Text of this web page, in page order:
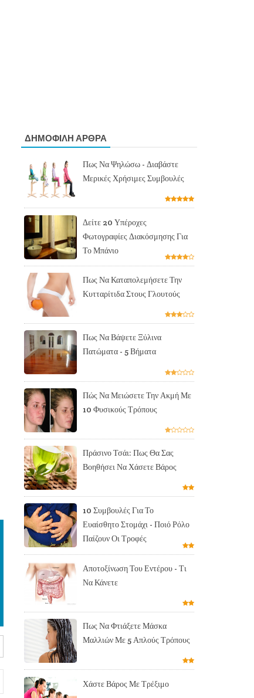
ΔΗΜΟΦΙΛΗ ΑΡΘΡΑ
Πως Να Ψηλώσω - Διαβάστε
Μερικές Χρήσιμες Συμβουλές
Δείτε 20 Υπέροχες
Φωτογραφίες Διακόσμησης Για
Το Μπάνιο
Πως Να Καταπολεμήσετε Την
Κυτταρίτιδα Στους Γλουτούς
Πως Να Βάψετε Ξύλινα
Πατώματα - 5 Βήματα
Πώς Να Μειώσετε Την Ακμή Με
10 Φυσικούς Τρόπους
Πράσινο Τσάι: Πως Θα Σας
Βοηθήσει Να Χάσετε Βάρος
10 Συμβουλές Για Το
Ευαίσθητο Στομάχι - Ποιό Ρόλο
Παίζουν Οι Τροφές
Αποτοξίνωση Του Εντέρου - Τι
Να Κάνετε
Πως Να Φτιάξετε Μάσκα
Μαλλιών Με 5 Απλούς Τρόπους
Χάστε Βάρος Με Τρέξιμο